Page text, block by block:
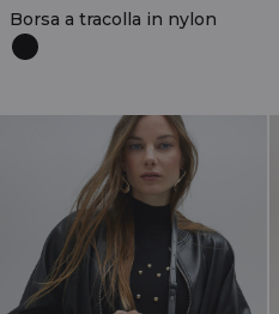
Borsa a tracolla in nylon